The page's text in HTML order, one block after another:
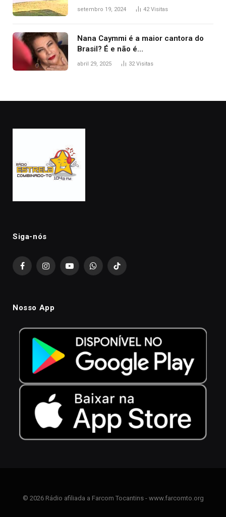
durante confusão no trânsito
setembro 19, 2024 42Visitas
Nana Caymmi é a maior cantora do
Brasil? É e não é…
abril 29, 2025 32Visitas
Siga-nós
FacebookInstagramYouTubeWhatsAppTikTok
Nosso App
© 2026 Rádio afiliada a Farcom Tocantins - www.farcomto.org